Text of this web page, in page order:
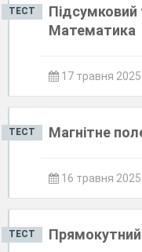
ТЕСТ
Підсумковий
Математика
17 травня 2025
ТЕСТ Магнітне
16 травня 2025
ТЕСТ Прямокутний